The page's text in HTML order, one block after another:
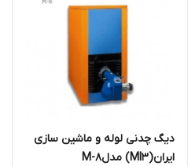
دیگ چدنی لوله و ماشین سازی
ایران(MI3) مدلM-8